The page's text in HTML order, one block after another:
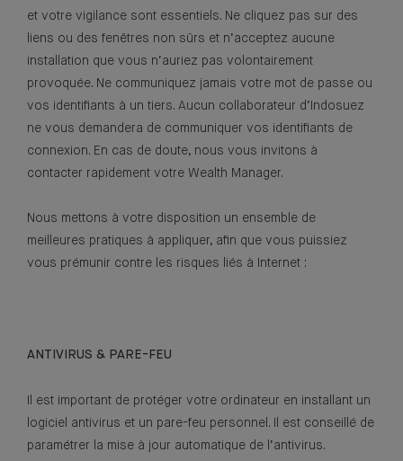
et votre vigilance sont essentiels. Ne cliquez pas sur des
liens ou des fenêtres non sûrs et n’acceptez aucune
installation que vous n’auriez pas volontairement
provoquée. Ne communiquez jamais votre mot de passe ou
vos identifiants à un tiers. Aucun collaborateur d’Indosuez
ne vous demandera de communiquer vos identifiants de
connexion. En cas de doute, nous vous invitons à
contacter rapidement votre Wealth Manager.
Nous mettons à votre disposition un ensemble de
meilleures pratiques à appliquer, afin que vous puissiez
vous prémunir contre les risques liés à Internet :
ANTIVIRUS & PARE-FEU
Il est important de protéger votre ordinateur en installant un
logiciel antivirus et un pare-feu personnel. Il est conseillé de
paramétrer la mise à jour automatique de l’antivirus.